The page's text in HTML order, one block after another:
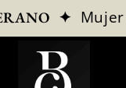
✦ Mujer